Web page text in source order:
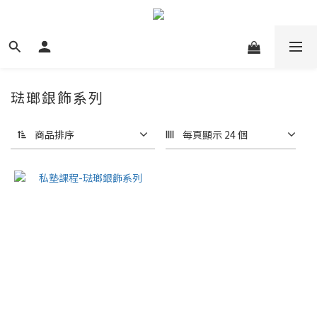
琺瑯銀飾系列
商品排序 每頁顯示 24 個